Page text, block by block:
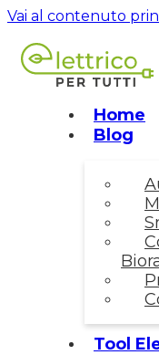
Vai al contenuto
Home
Blog
Tool